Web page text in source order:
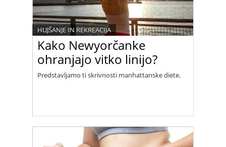
Kako Newyorčanke
ohranjajo vitko linijo?
HUJŠANJE IN REKREACIJA
Predstavljamo ti skrivnosti manhattanske diete.